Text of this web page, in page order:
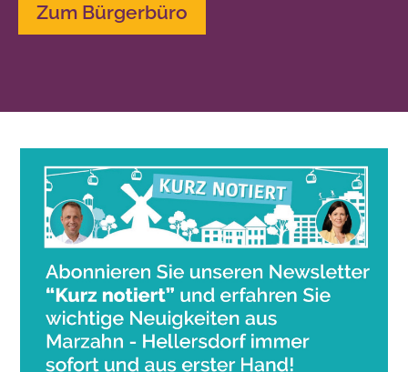
Zum Bürgerbüro